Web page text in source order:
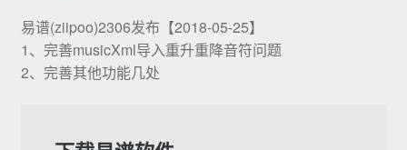
易谱(ziipoo)2306发布【2018-05-25】
1、完善musicXml导入重升重降音符问题
2、完善其他功能几处